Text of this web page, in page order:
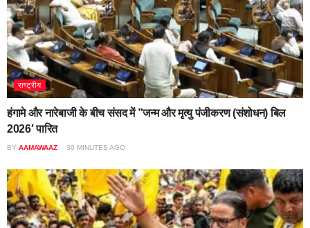
राष्ट्रीय
हंगामे और नारेबाजी के बीच संसद में ”जन्म और मृत्यु पंजीकरण (संशोधन) बिल
2026′ पारित
BY AAMAWAAZ 30 MINUTES AGO